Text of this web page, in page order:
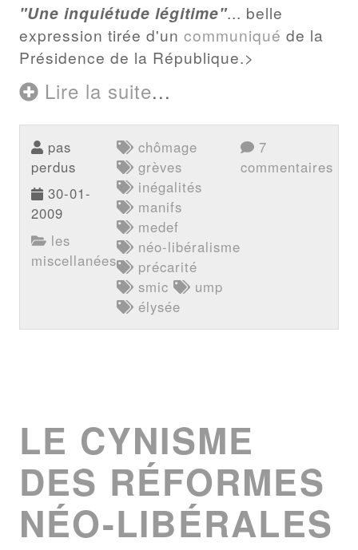
"Une inquiétude légitime"... belle
expression tirée d'un communiqué de la
Présidence de la République.>
Lire la suite...
pas
perdus
30-01-
2009
les
miscellanées
chômage
grèves
inégalités
manifs
medef
néo-libéralisme
précarité
smic
ump
élysée
7
commentaires
LE CYNISME
DES RÉFORMES
NÉO-LIBÉRALES